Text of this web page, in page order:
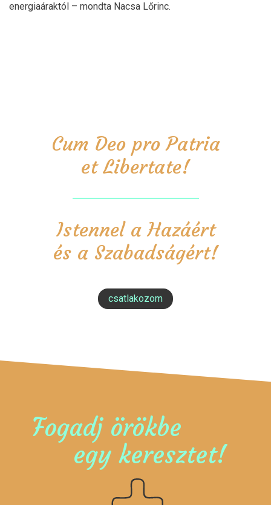
energiaáraktól – mondta Nacsa Lőrinc.
Cum Deo pro Patria
et Libertate!
Istennel a Hazáért
és a Szabadságért!
csatlakozom
Fogadj örökbe
egy keresztet!